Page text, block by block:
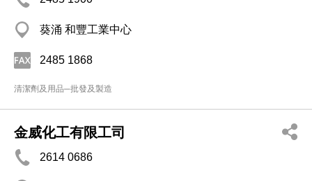
葵涌 和豐工業中心
2485 1868
清潔劑及用品─批發及製造
金威化工有限工司
2614 0686